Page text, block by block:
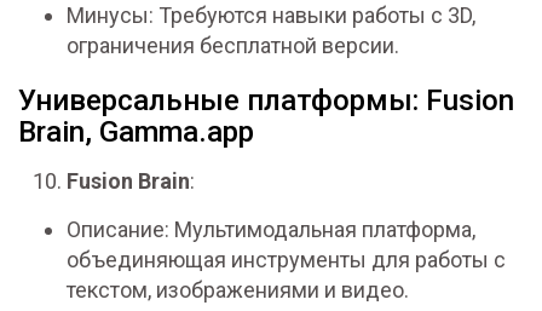
Минусы: Требуются навыки работы с 3D,
ограничения бесплатной версии.
Универсальные платформы: Fusion
Brain, Gamma.app
Fusion Brain:
Описание: Мультимодальная платформа,
объединяющая инструменты для работы с
текстом, изображениями и видео.